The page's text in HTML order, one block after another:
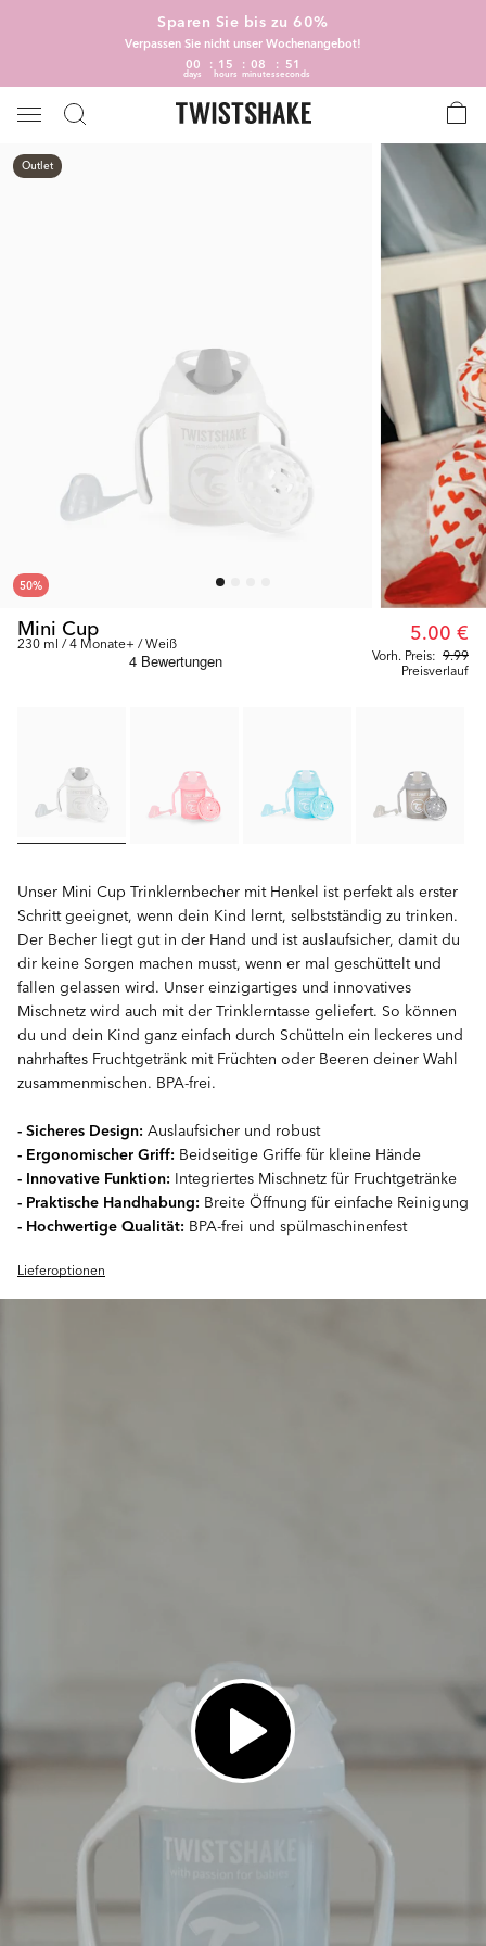
Sparen Sie bis zu 60%
Verpassen Sie nicht unser Wochenangebot!
00
days
15
hours
08
minutes
51
seconds
Outlet
50%
Mini Cup
230 ml / 4 Monate+ / Weiß
Vorh. Preis: 9.99
5.00 €
Preisverlauf
Unser Mini Cup Trinklernbecher mit Henkel ist perfekt als erster
Schritt geeignet, wenn dein Kind lernt, selbstständig zu trinken.
Der Becher liegt gut in der Hand und ist auslaufsicher, damit du
dir keine Sorgen machen musst, wenn er mal geschüttelt und
fallen gelassen wird. Unser einzigartiges und innovatives
Mischnetz wird auch mit der Trinklerntasse geliefert. So können
du und dein Kind ganz einfach durch Schütteln ein leckeres und
nahrhaftes Fruchtgetränk mit Früchten oder Beeren deiner Wahl
zusammenmischen. BPA-frei.
- Sicheres Design: Auslaufsicher und robust
- Ergonomischer Griff: Beidseitige Griffe für kleine Hände
- Innovative Funktion: Integriertes Mischnetz für Fruchtgetränke
- Praktische Handhabung: Breite Öffnung für einfache Reinigung
- Hochwertige Qualität: BPA-frei und spülmaschinenfest
Lieferoptionen